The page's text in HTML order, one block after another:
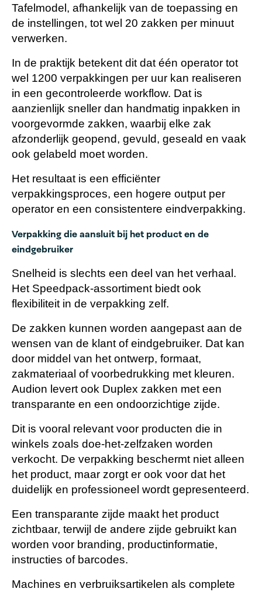
Tafelmodel, afhankelijk van de toepassing en
de instellingen, tot wel 20 zakken per minuut
verwerken.
In de praktijk betekent dit dat één operator tot
wel 1200 verpakkingen per uur kan realiseren
in een gecontroleerde workflow. Dat is
aanzienlijk sneller dan handmatig inpakken in
voorgevormde zakken, waarbij elke zak
afzonderlijk geopend, gevuld, geseald en vaak
ook gelabeld moet worden.
Het resultaat is een efficiënter
verpakkingsproces, een hogere output per
operator en een consistentere eindverpakking.
Verpakking die aansluit bij het product en de
eindgebruiker
Snelheid is slechts een deel van het verhaal.
Het Speedpack-assortiment biedt ook
flexibiliteit in de verpakking zelf.
De zakken kunnen worden aangepast aan de
wensen van de klant of eindgebruiker. Dat kan
door middel van het ontwerp, formaat,
zakmateriaal of voorbedrukking met kleuren.
Audion levert ook Duplex zakken met een
transparante en een ondoorzichtige zijde.
Dit is vooral relevant voor producten die in
winkels zoals doe-het-zelfzaken worden
verkocht. De verpakking beschermt niet alleen
het product, maar zorgt er ook voor dat het
duidelijk en professioneel wordt gepresenteerd.
Een transparante zijde maakt het product
zichtbaar, terwijl de andere zijde gebruikt kan
worden voor branding, productinformatie,
instructies of barcodes.
Machines en verbruiksartikelen als complete